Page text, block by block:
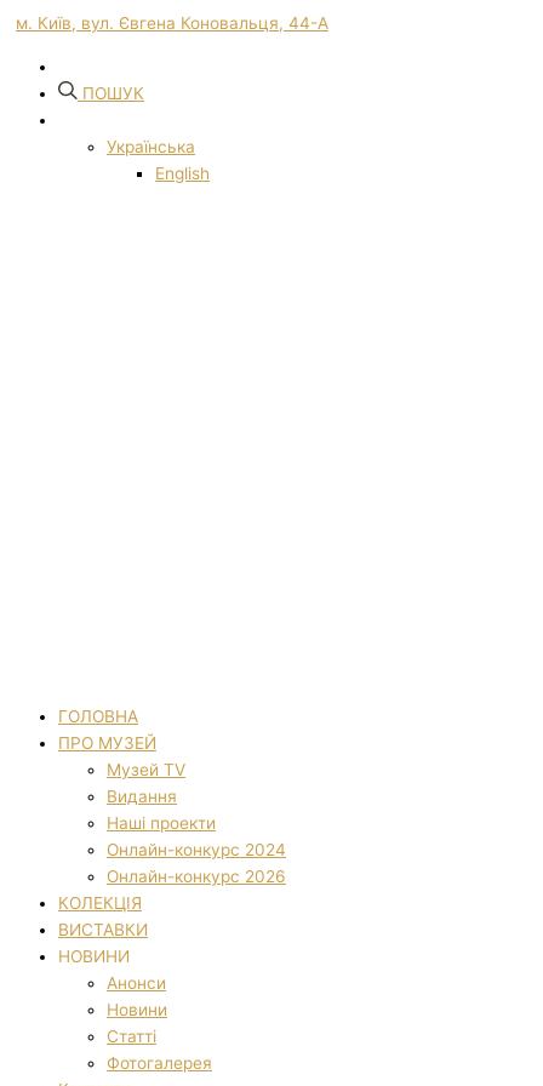
м. Київ, вул. Євгена Коновальця, 44-А
ПОШУК
Українська
English
ГОЛОВНА
ПРО МУЗЕЙ
Музей TV
Видання
Наші проекти
Онлайн-конкурс 2024
Онлайн-конкурс 2026
КОЛЕКЦІЯ
ВИСТАВКИ
НОВИНИ
Анонси
Новини
Статті
Фотогалерея